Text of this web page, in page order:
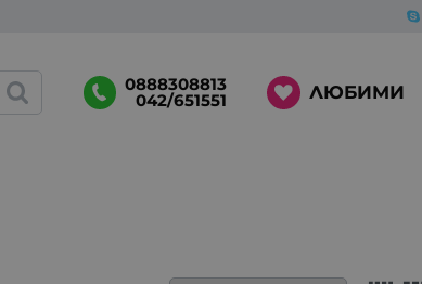
0888308813
042/651551 ЛЮБИМИ